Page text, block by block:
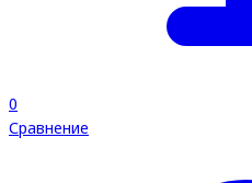
0
Сравнение